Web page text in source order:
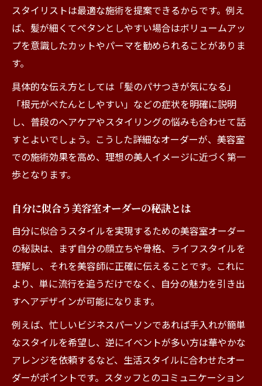
スタイリストは最適な施術を提案できるからです。例え
ば、髪が細くてペタンとしやすい場合はボリュームアッ
プを意識したカットやパーマを勧められることがありま
す。
具体的な伝え方としては「髪のパサつきが気になる」
「根元がぺたんとしやすい」などの症状を明確に説明
し、普段のヘアケアやスタイリングの悩みも合わせて話
すとよいでしょう。こうした詳細なオーダーが、美容室
での施術効果を高め、理想の美人イメージに近づく第一
歩となります。
自分に似合う美容室オーダーの秘訣とは
自分に似合うスタイルを実現するための美容室オーダー
の秘訣は、まず自分の顔立ちや骨格、ライフスタイルを
理解し、それを美容師に正確に伝えることです。これに
より、単に流行を追うだけでなく、自分の魅力を引き出
すヘアデザインが可能になります。
例えば、忙しいビジネスパーソンであれば手入れが簡単
なスタイルを希望し、逆にイベントが多い方は華やかな
アレンジを依頼するなど、生活スタイルに合わせたオー
ダーがポイントです。スタッフとのコミュニケーション